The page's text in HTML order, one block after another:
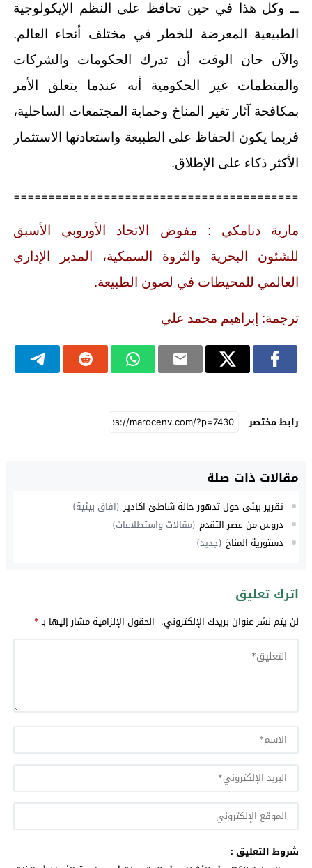
ــ وكل هذا في حين تحافظ على النظم الإيكولوجية
الطبيعية المعرضة للخطر في مختلف أنحاء العالم.
والآن حان الوقت أن تدرك الحكومات والشركات
والمنظمات غير الحكومية أنه عندما يتعلق الأمر
بمكافحة آثار تغير المناخ وحماية المجتمعات الساحلية،
فربما يكون الحفاظ على الطبيعة واستعادتها الاستثمار
الأكثر ذكاء على الإطلاق.
=========================================
مارية دنامكي : مفوض الاتحاد الأوروبي الأسبق
للشئون البحرية والثروة السمكية، المدير الإداري
العالمي للمحيطات في لصون الطبيعة.
ترجمة: إبراهيم محمد علي
رابط مختصر
مقالات ذات صلة
تقرير بيئي حول تدهور حالة شاطئ اكادير
(افاق بيئية)
دروس من عصر التقدم (مقالات واستطلاعات)
دستورية المناخ (جديد)
اترك تعليق
لن يتم نشر عنوان بريدك الإلكتروني. الحقول الإلزامية مشار إليها بـ*
شروط التعليق :